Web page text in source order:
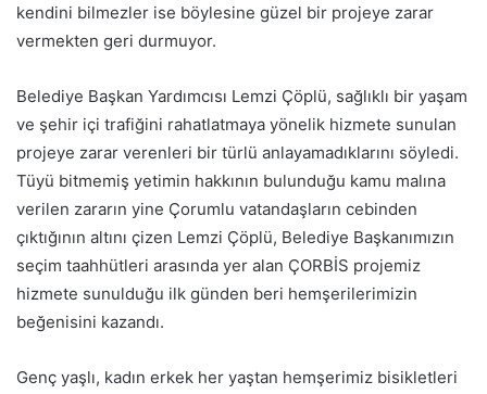
kendini bilmezler ise böylesine güzel bir projeye zarar
vermekten geri durmuyor.
Belediye Başkan Yardımcısı Lemzi Çöplü, sağlıklı bir yaşam
ve şehir içi trafiğini rahatlatmaya yönelik hizmete sunulan
projeye zarar verenleri bir türlü anlayamadıklarını söyledi.
Tüyü bitmemiş yetimin hakkının bulunduğu kamu malına
verilen zararın yine Çorumlu vatandaşların cebinden
çıktığının altını çizen Lemzi Çöplü, Belediye Başkanımızın
seçim taahhütleri arasında yer alan ÇORBİS projemiz
hizmete sunulduğu ilk günden beri hemşerilerimizin
beğenisini kazandı.
Genç yaşlı, kadın erkek her yaştan hemşerimiz bisikletleri